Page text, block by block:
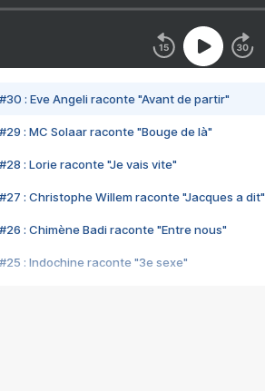
#30 : Eve Angeli raconte "Avant de partir"
#29 : MC Solaar raconte "Bouge de là"
#28 : Lorie raconte "Je vais vite"
#27 : Christophe Willem raconte "Jacques a dit"
#26 : Chimène Badi raconte "Entre nous"
#25 : Indochine raconte "3e sexe"